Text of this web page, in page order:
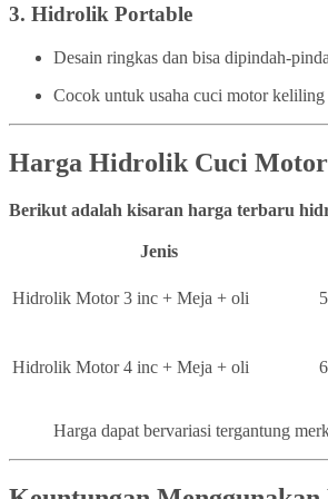
3. Hidrolik Portable
Desain ringkas dan bisa dipindah-
Cocok untuk usaha cuci motor keliling
Harga Hidrolik Cuci
Berikut adalah kisaran harga terbaru
Jenis
Hidrolik Motor 3 inc + Meja + oli
Hidrolik Motor 4 inc + Meja + oli
Harga dapat bervariasi tergantung